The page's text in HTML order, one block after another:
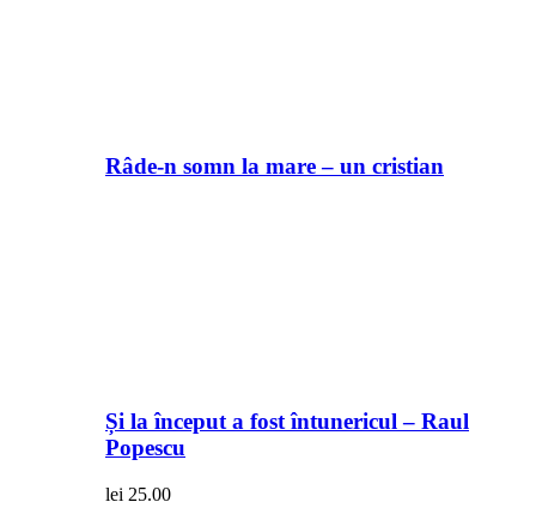
Râde-n somn la mare – un cristian
Și la început a fost întunericul – Raul
Popescu
lei 25.00